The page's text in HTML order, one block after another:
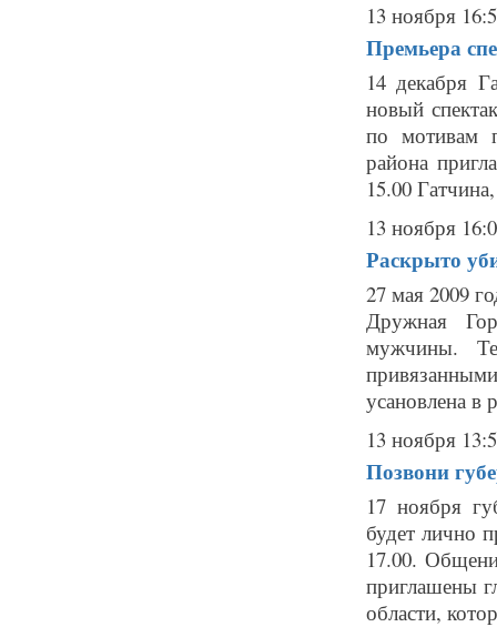
13 ноября
Премьера
14 декабря
новый
по мотивам
района
15.00
13 ноября
Раскрыто
27 мая 2009
Дружная
мужчины.
усановлена в
13 ноября
Позвони
17 ноября
будет лично
17.00.
приглашены
области,